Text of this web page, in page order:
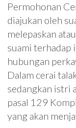
Permohonan
diajukan oleh
melepaskan
suami terhadap
hubungan
Dalam cerai
sedangkan istri
pasal 129
yang akan